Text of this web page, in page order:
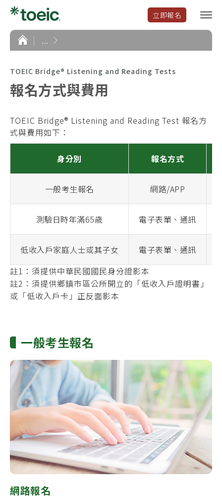
立即報名
選
單
首
頁
...
TOEIC Bridge® Listening and Reading Tests
報名方式與費用
TOEIC Bridge® Listening and Reading Test 報名方
式與費用如下：
身分別 報名方式
一般考生報名 網路/APP
測驗日時年滿65歲 電子表單、通訊
低收入戶家庭人士或其子女 電子表單、通訊
註1：須提供中華民國國民身分證影本
註2：須提供鄉鎮市區公所開立的「低收入戶證明書」
或「低收入戶卡」正反面影本
一般考生報名
網路報名